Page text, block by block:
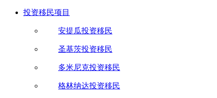
投资移民项目
安提瓜投资移民
圣基茨投资移民
多米尼克投资移民
格林纳达投资移民